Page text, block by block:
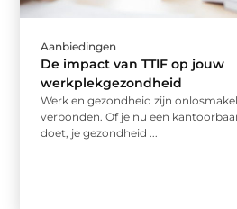
Aanbiedingen
De impact van TTIF op jouw
werkplekgezondheid
Werk en gezondheid zijn
verbonden. Of je nu een
doet, je gezondheid ...